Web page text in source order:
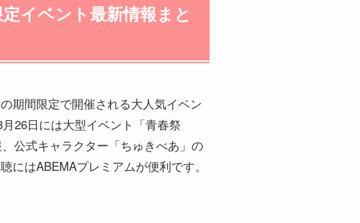
イベント最新情報まと
期間限定で開催される大人気イベン
26日には大型イベント「青春祭
公式キャラクター「ちゅきべあ」の
はABEMAプレミアムが便利です。